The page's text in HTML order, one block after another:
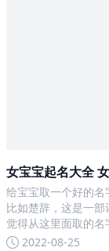
女宝宝起名大全
给宝宝取一个好的
比如楚辞，这是一
觉得从这里面取的
2022-08-25